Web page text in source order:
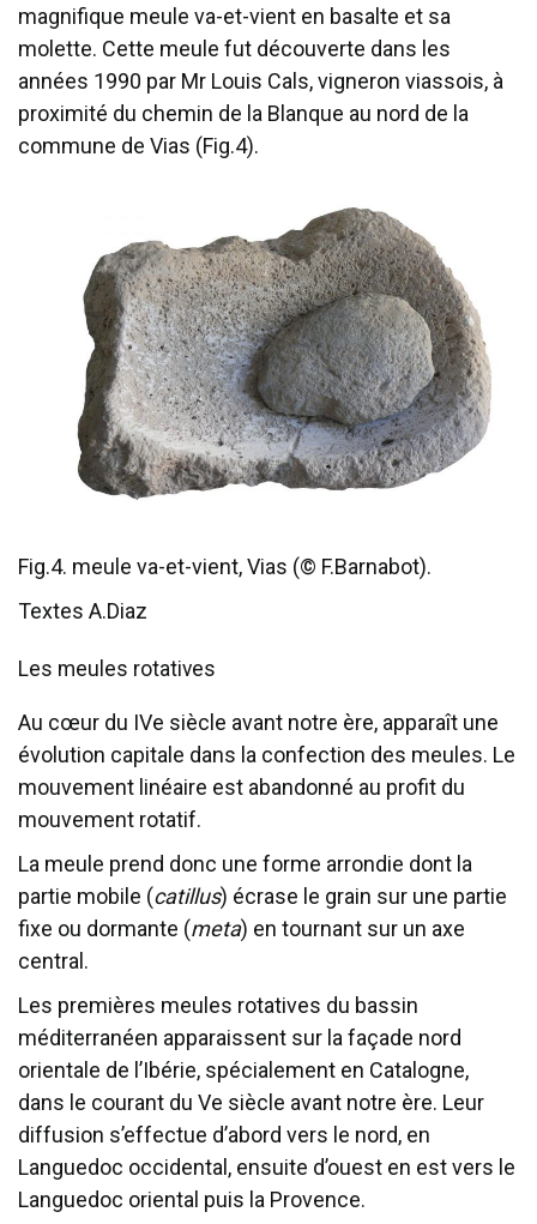
magnifique meule va-et-vient en basalte et sa
molette. Cette meule fut découverte dans les
années 1990 par Mr Louis Cals, vigneron viassois, à
proximité du chemin de la Blanque au nord de la
commune de Vias (Fig.4).
Fig.4. meule va-et-vient, Vias (© F.Barnabot).
Textes A.Diaz
Les meules rotatives
Au cœur du IVe siècle avant notre ère, apparaît une
évolution capitale dans la confection des meules. Le
mouvement linéaire est abandonné au profit du
mouvement rotatif.
La meule prend donc une forme arrondie dont la
partie mobile (catillus) écrase le grain sur une partie
fixe ou dormante (meta) en tournant sur un axe
central.
Les premières meules rotatives du bassin
méditerranéen apparaissent sur la façade nord
orientale de l’Ibérie, spécialement en Catalogne,
dans le courant du Ve siècle avant notre ère. Leur
diffusion s’effectue d’abord vers le nord, en
Languedoc occidental, ensuite d’ouest en est vers le
Languedoc oriental puis la Provence.